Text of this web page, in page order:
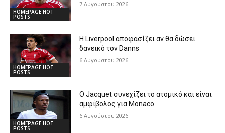
HOMEPAGE HOT
POSTS
7 Αυγούστου 2026
HOMEPAGE HOT
POSTS
Η Liverpool αποφασίζει αν θα δώσει
δανεικό τον Danns
6 Αυγούστου 2026
HOMEPAGE HOT
POSTS
Ο Jacquet συνεχίζει το ατομικό και είναι
αμφίβολος για Monaco
6 Αυγούστου 2026